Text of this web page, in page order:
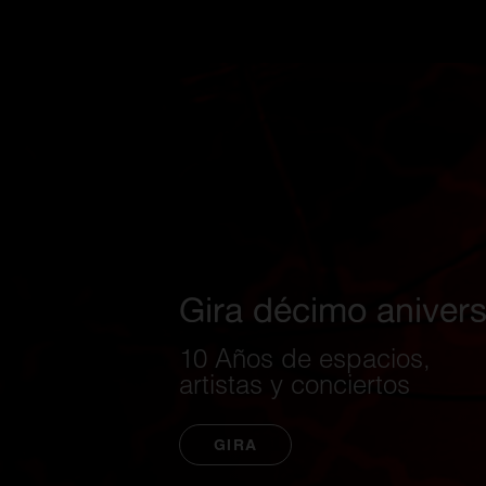
Gira décimo
10 Años de espacios,
artistas y conciertos
GIRA